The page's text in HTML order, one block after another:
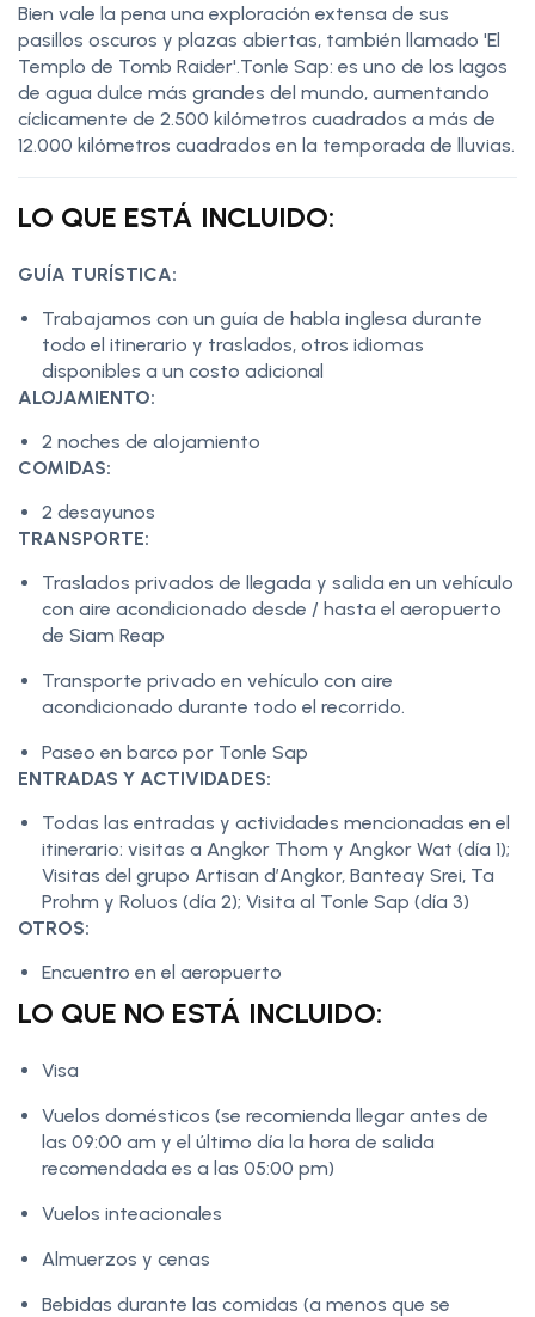
Bien vale la pena una exploración extensa de sus
pasillos oscuros y plazas abiertas, también llamado 'El
Templo de Tomb Raider'.Tonle Sap: es uno de los lagos
de agua dulce más grandes del mundo, aumentando
cíclicamente de 2.500 kilómetros cuadrados a más de
12.000 kilómetros cuadrados en la temporada de lluvias.
LO QUE ESTÁ INCLUIDO:
GUÍA TURÍSTICA:
Trabajamos con un guía de habla inglesa durante
todo el itinerario y traslados, otros idiomas
disponibles a un costo adicional
ALOJAMIENTO:
2 noches de alojamiento
COMIDAS:
2 desayunos
TRANSPORTE:
Traslados privados de llegada y salida en un vehículo
con aire acondicionado desde / hasta el aeropuerto
de Siam Reap
Transporte privado en vehículo con aire
acondicionado durante todo el recorrido.
Paseo en barco por Tonle Sap
ENTRADAS Y ACTIVIDADES:
Todas las entradas y actividades mencionadas en el
itinerario: visitas a Angkor Thom y Angkor Wat (día 1);
Visitas del grupo Artisan d’Angkor, Banteay Srei, Ta
Prohm y Roluos (día 2); Visita al Tonle Sap (día 3)
OTROS:
Encuentro en el aeropuerto
LO QUE NO ESTÁ INCLUIDO:
Visa
Vuelos domésticos (se recomienda llegar antes de
las 09:00 am y el último día la hora de salida
recomendada es a las 05:00 pm)
Vuelos inteacionales
Almuerzos y cenas
Bebidas durante las comidas (a menos que se